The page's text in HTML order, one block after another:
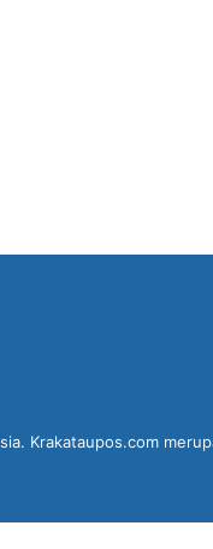
Krakataupos.com